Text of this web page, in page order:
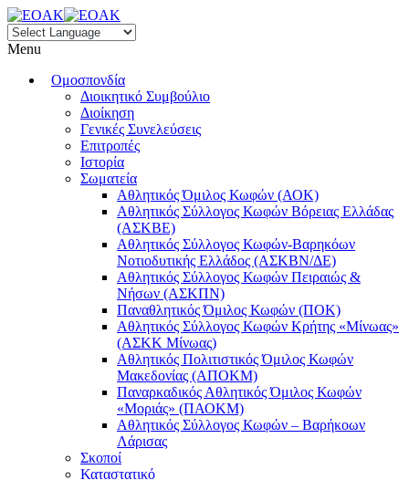
Menu
Ομοσπονδία
Διοικητικό Συμβούλιο
Διοίκηση
Γενικές Συνελεύσεις
Επιτροπές
Ιστορία
Σωματεία
Αθλητικός Όμιλος Κωφών (ΑΟΚ)
Αθλητικός Σύλλογος Κωφών Βόρειας Ελλάδας
(ΑΣΚΒΕ)
Αθλητικός Σύλλογος Κωφών-Βαρηκόων
Νοτιοδυτικής Ελλάδος (ΑΣΚΒΝ/ΔΕ)
Αθλητικός Σύλλογος Κωφών Πειραιώς &
Νήσων (ΑΣΚΠΝ)
Παναθλητικός Όμιλος Κωφών (ΠΟΚ)
Αθλητικός Σύλλογος Κωφών Κρήτης «Μίνωας»
(ΑΣΚΚ Μίνωας)
Αθλητικός Πολιτιστικός Όμιλος Κωφών
Μακεδονίας (ΑΠΟΚΜ)
Παναρκαδικός Αθλητικός Όμιλος Κωφών
«Μοριάς» (ΠΑΟΚΜ)
Αθλητικός Σύλλογος Κωφών – Βαρήκοων
Λάρισας
Σκοποί
Καταστατικό